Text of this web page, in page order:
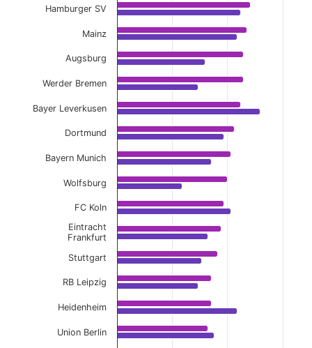
View as data table, Away Full-Time Avg
The chart has 1 X axis displaying categories.
The chart has 1 Y axis displaying values. Data ranges
Hamburger SV
Mainz
Augsburg
Werder Bremen
Bayer Leverkusen
Dortmund
Bayern Munich
Wolfsburg
FC Koln
Eintracht
Frankfurt
Stuttgart
RB Leipzig
Heidenheim
Union Berlin